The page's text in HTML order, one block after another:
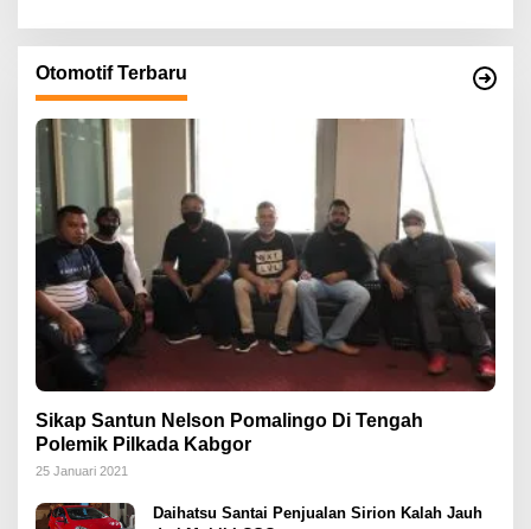
Otomotif Terbaru
Sikap Santun Nelson Pomalingo Di Tengah
Polemik Pilkada Kabgor
25 Januari 2021
Daihatsu Santai Penjualan Sirion Kalah Jauh